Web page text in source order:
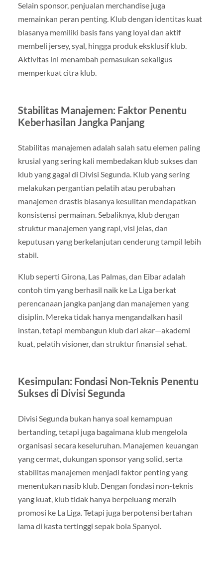
Selain sponsor, penjualan merchandise juga
memainkan peran penting. Klub dengan identitas kuat
biasanya memiliki basis fans yang loyal dan aktif
membeli jersey, syal, hingga produk eksklusif klub.
Aktivitas ini menambah pemasukan sekaligus
memperkuat citra klub.
Stabilitas Manajemen: Faktor Penentu
Keberhasilan Jangka Panjang
Stabilitas manajemen adalah salah satu elemen paling
krusial yang sering kali membedakan klub sukses dan
klub yang gagal di Divisi Segunda. Klub yang sering
melakukan pergantian pelatih atau perubahan
manajemen drastis biasanya kesulitan mendapatkan
konsistensi permainan. Sebaliknya, klub dengan
struktur manajemen yang rapi, visi jelas, dan
keputusan yang berkelanjutan cenderung tampil lebih
stabil.
Klub seperti Girona, Las Palmas, dan Eibar adalah
contoh tim yang berhasil naik ke La Liga berkat
perencanaan jangka panjang dan manajemen yang
disiplin. Mereka tidak hanya mengandalkan hasil
instan, tetapi membangun klub dari akar—akademi
kuat, pelatih visioner, dan struktur finansial sehat.
Kesimpulan: Fondasi Non-Teknis Penentu
Sukses di Divisi Segunda
Divisi Segunda bukan hanya soal kemampuan
bertanding, tetapi juga bagaimana klub mengelola
organisasi secara keseluruhan. Manajemen keuangan
yang cermat, dukungan sponsor yang solid, serta
stabilitas manajemen menjadi faktor penting yang
menentukan nasib klub. Dengan fondasi non-teknis
yang kuat, klub tidak hanya berpeluang meraih
promosi ke La Liga. Tetapi juga berpotensi bertahan
lama di kasta tertinggi sepak bola Spanyol.